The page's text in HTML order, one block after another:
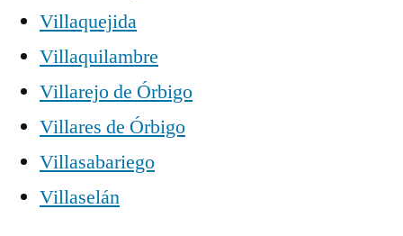
Villaquejida
Villaquilambre
Villarejo de Órbigo
Villares de Órbigo
Villasabariego
Villaselán